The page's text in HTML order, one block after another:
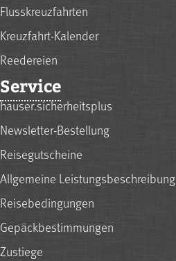
Flusskreuzfahrten
Kreuzfahrt-Kalender
Reedereien
Service
hauser.sicherheitsplus
Newsletter-Bestellung
Reisegutscheine
Allgemeine Leistungsbeschreibung
Reisebedingungen
Gepäckbestimmungen
Zustiege